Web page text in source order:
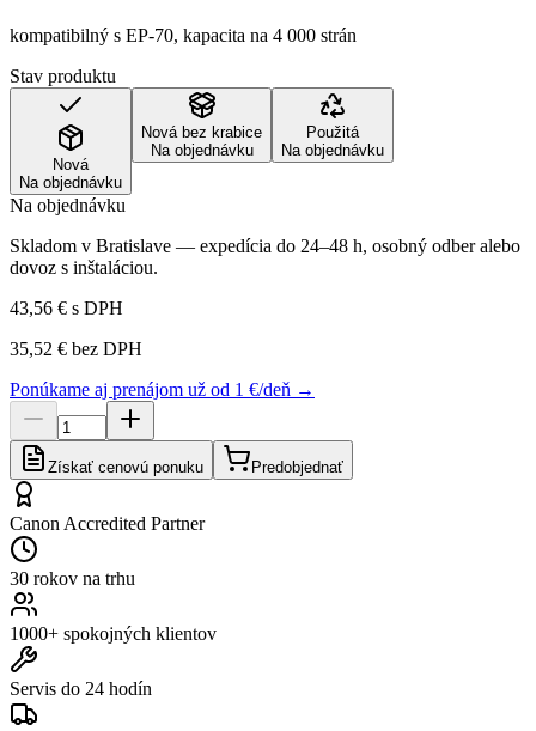
kompatibilný s EP-70, kapacita na 4 000 strán
Stav produktu
Nová
Na objednávku
Nová bez krabice
Na objednávku
Použitá
Na objednávku
Na objednávku
Skladom v Bratislave — expedícia do 24–48 h, osobný odber alebo
dovoz s inštaláciou.
43,56 € s DPH
35,52 € bez DPH
Ponúkame aj prenájom už od 1 €/deň →
Získať cenovú ponuku Predobjednať
Canon Accredited Partner
30 rokov na trhu
1000+ spokojných klientov
Servis do 24 hodín